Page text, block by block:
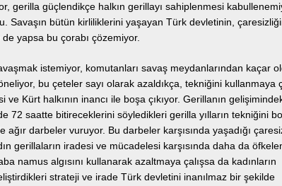
gerilla güçlendikçe halkın gerillayı sahiplenmesi
Savaşın bütün kirliliklerini yaşayan Türk devletinin,
yapsa bu çorabı çözemiyor.
istemiyor, komutanları savaş meydanlarından kaçar
bu çeteler sayı olarak azaldıkça, tekniğini kullanmaya
Kürt halkının inancı ile boşa çıkıyor. Gerillanın
72 saatte bitireceklerini söyledikleri gerilla yılların tekniğini
ağır darbeler vuruyor. Bu darbeler karşısında yaşadığı
gerillaların iradesi ve mücadelesi karşısında daha da
namus algısını kullanarak azaltmaya çalışsa da kadınların
strateji ve irade Türk devletini inanılmaz bir şekilde